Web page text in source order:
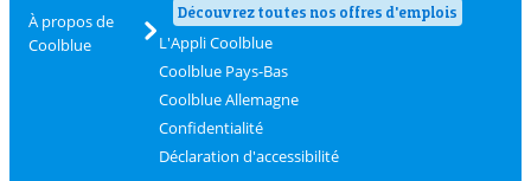
À propos de
Coolblue
Découvrez toutes nos offres d'emplois
L'Appli Coolblue
Coolblue Pays-Bas
Coolblue Allemagne
Confidentialité
Déclaration d'accessibilité